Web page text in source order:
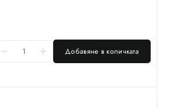
Добавяне в количката